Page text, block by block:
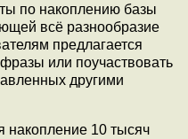
по накоплению базы
всё разнообразие
предлагается
или поучаствовать
другими
накопление 10 тысяч